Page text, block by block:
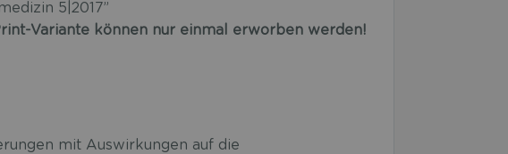
5|2017”
Variante können nur einmal erworben werden!
mit Auswirkungen auf die